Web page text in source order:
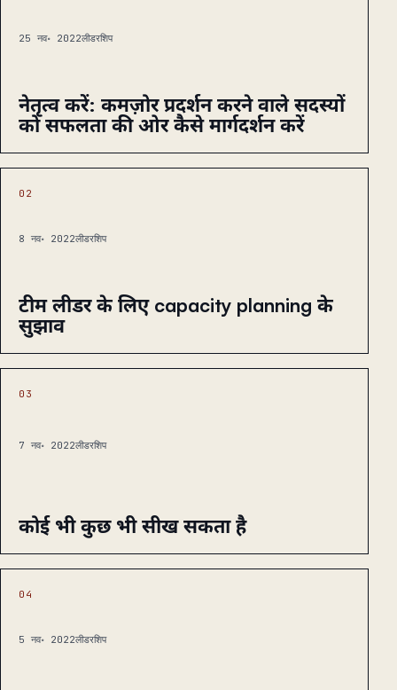
25 नव॰ 2022लीडरशिप
नेतृत्व करें: कमज़ोर प्रदर्शन करने वाले सदस्यों
को सफलता की ओर कैसे मार्गदर्शन करें
02
8 नव॰ 2022लीडरशिप
टीम लीडर के लिए capacity planning के
सुझाव
03
7 नव॰ 2022लीडरशिप
कोई भी कुछ भी सीख सकता है
04
5 नव॰ 2022लीडरशिप